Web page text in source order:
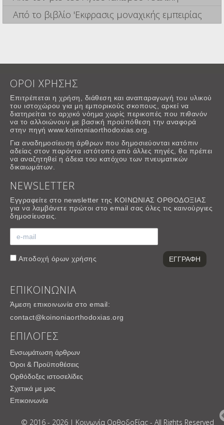
Από το βιβλίο 'Εκφρασις μοναχικής εμπειρίας
ΟΡΟΙ ΧΡΗΣΗΣ
Επιτρέπεται η χρήση, διάθεση και αναπαραγωγή του υλικού
του ιστοχώρου για μη εμπορικούς σκοπους, αρκεί να
διατηρείται το αρχικό νόημα χωρίς περικοπές που πιθανόν
να το αλλοιώνουν με βασική προϋπόθεση την αναφορά
στην πηγή www.koinoniaorthodoxias.org.
Για αναδημοσίευση άρθρων που δημοσιεύονται κατόπιν
αδείας στον παρόντα ιστότοπο από άλλες πηγές, θα πρέπει
να αναζητηθεί η άδεια του κατόχου των πνευματικών
δικαιωμάτων.
NEWSLETTER
Εγγραφείτε στο newsletter της ΚΟΙΝΩΝΙΑΣ ΟΡΘΟΔΟΞΙΑΣ
για να λαμβάνετε πρώτοι στο email σας όλες τις καινούργιες
δημοσίευσεις.
Αποδοχή όρων χρήσης
ΕΠΙΚΟΙΝΩΝΙΑ
Άμεση επικοινωνία στο email:
contact@koinoniaorthodoxias.org
ΕΠΙΛΟΓΕΣ
Ενσωμάτωση άρθρων
Όροι & Προϋποθέσεις
Ορθόδοξες ιστοσελίδες
Σχετικά με μας
Επικοινωνία
© 2016 - 2026 | Κοινωνία Ορθοδοξίας - All Rights Reserved